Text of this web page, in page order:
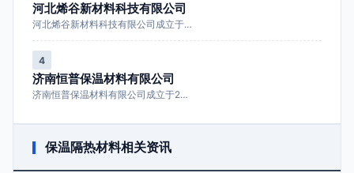
河北烯谷新材料科技有限公司
河北烯谷新材料科技有限公司成立于…
4
济南恒普保温材料有限公司
济南恒普保温材料有限公司成立于2…
保温隔热材料相关资讯